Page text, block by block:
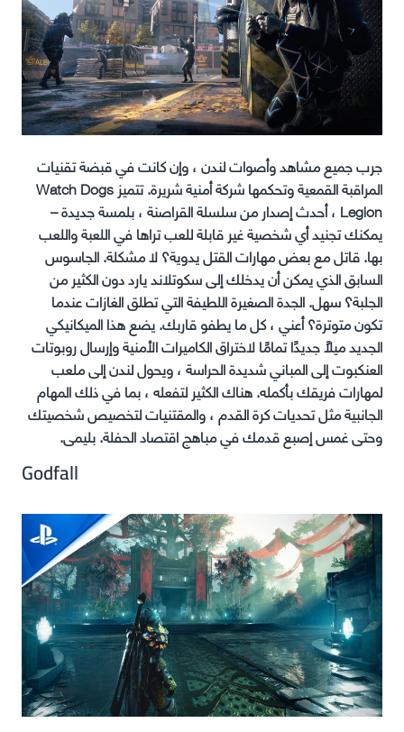
جرب جميع مشاهد وأصوات لندن ، وإن كانت في قبضة تقنيات
المراقبة القمعية وتحكمها شركة أمنية شريرة. تتميز Watch Dogs
Legion ، أحدث إصدار من سلسلة القراصنة ، بلمسة جديدة –
يمكنك تجنيد أي شخصية غير قابلة للعب تراها في اللعبة واللعب
بها. قاتل مع بعض مهارات القتل يدوية؟ لا مشكلة. الجاسوس
السابق الذي يمكن أن يدخلك إلى سكوتلاند يارد دون الكثير من
الجلبة؟ سهل. الجدة الصغيرة اللطيفة التي تطلق الغازات عندما
تكون متوترة؟ أعني ، كل ما يطفو قاربك. يضع هذا الميكانيكي
الجديد ميلًا جديدًا تمامًا لاختراق الكاميرات الأمنية وإرسال روبوتات
العنكبوت إلى المباني شديدة الحراسة ، ويحول لندن إلى ملعب
لمهارات فريقك بأكمله. هناك الكثير لتفعله ، بما في ذلك المهام
الجانبية مثل تحديات كرة القدم ، والمقتنيات لتخصيص شخصيتك
وحتى غمس إصبع قدمك في مباهج اقتصاد الحفلة. بليمى.
Godfall